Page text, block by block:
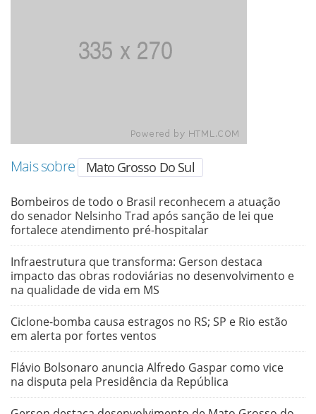
Mais sobre Mato Grosso Do Sul
Bombeiros de todo o Brasil reconhecem a atuação
do senador Nelsinho Trad após sanção de lei que
fortalece atendimento pré-hospitalar
Infraestrutura que transforma: Gerson destaca
impacto das obras rodoviárias no desenvolvimento e
na qualidade de vida em MS
Ciclone-bomba causa estragos no RS; SP e Rio estão
em alerta por fortes ventos
Flávio Bolsonaro anuncia Alfredo Gaspar como vice
na disputa pela Presidência da República